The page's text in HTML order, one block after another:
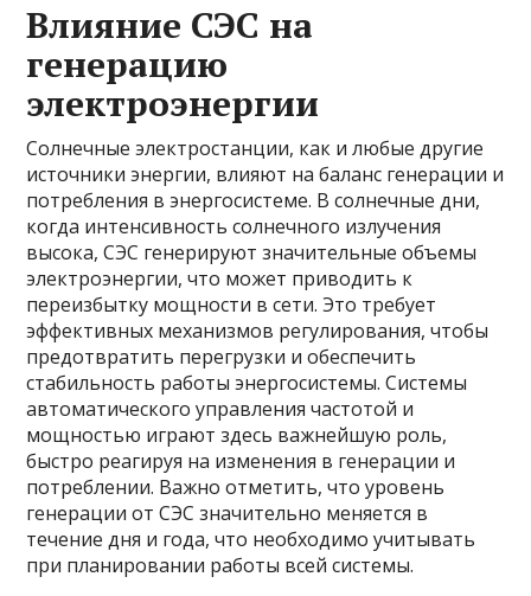
Влияние СЭС на
генерацию
электроэнергии
Солнечные электростанции, как и любые другие
источники энергии, влияют на баланс генерации и
потребления в энергосистеме. В солнечные дни,
когда интенсивность солнечного излучения
высока, СЭС генерируют значительные объемы
электроэнергии, что может приводить к
переизбытку мощности в сети. Это требует
эффективных механизмов регулирования, чтобы
предотвратить перегрузки и обеспечить
стабильность работы энергосистемы. Системы
автоматического управления частотой и
мощностью играют здесь важнейшую роль,
быстро реагируя на изменения в генерации и
потреблении. Важно отметить, что уровень
генерации от СЭС значительно меняется в
течение дня и года, что необходимо учитывать
при планировании работы всей системы.